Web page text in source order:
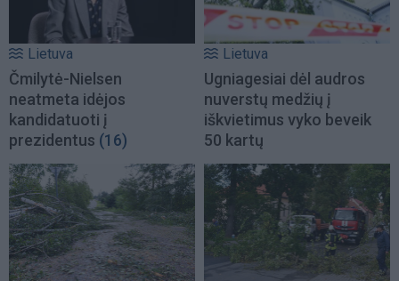
Lietuva
Čmilytė-Nielsen
neatmeta idėjos
kandidatuoti į
prezidentus (16)
Lietuva
Ugniagesiai dėl audros
nuverstų medžių į
iškvietimus vyko beveik
50 kartų